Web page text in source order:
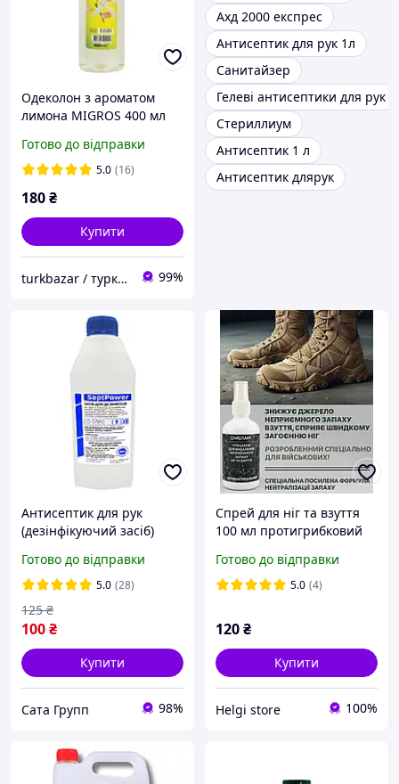
Одеколон з ароматом
лимона MIGROS 400 мл
лимонний , 80% спирту
(колонья)
Готово до відправки
5.0 (16)
180₴
Купити
turkbazar / туркбазар 99%
Ахд 2000 експрес
Антисептик для рук 1л
Санитайзер
Гелеві антисептики для рук
Стериллиум
Антисептик 1 л
Антисептик длярук
Антисептик для рук
(дезінфікуючий засіб)
Готово до відправки
5.0 (28)
100₴
125 ₴
Купити
Сата Групп 98%
Спрей для ніг та взуття
100 мл протигрибковий
ранозагоювальний
нейтралізує запах
Готово до відправки
5.0 (4)
120₴
Купити
Helgi store 100%